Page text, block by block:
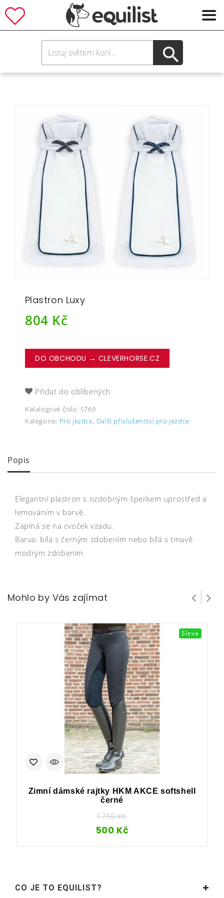
Plastron Luxy
804 Kč
DO OBCHODU → CLEVERHORSE.CZ
Přidat do oblíbených
Katalogové číslo: 5769
Kategorie: Pro jezdce, Další příslušenství pro jezdce
Popis
Elegantní plastron s ozdobným šperkem uprostřed a
lemováním v barvě.
Zapíná se na cvoček vzadu.
Barva: bílá s černým zdobením nebo bílá s tmavě
modrým zdobením
Mohlo by Vás zajímat
Sleva
Zimní dámské rajtky HKM AKCE softshell
černé
1 750Kč
500 Kč
CO JE TO EQUILIST?